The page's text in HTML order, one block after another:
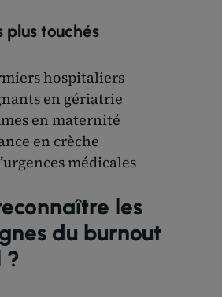
plus touchés
hospitaliers
en gériatrie
en maternité
en crèche
médicales
les
du burnout
?